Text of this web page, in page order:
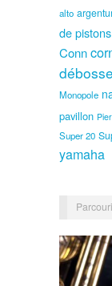
alto
de pistons
Conn
Monopole
pavillon
Super 20
yamaha